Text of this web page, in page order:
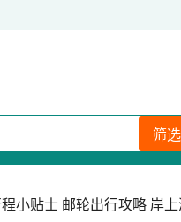
筛
小贴士 邮轮出行攻略 岸